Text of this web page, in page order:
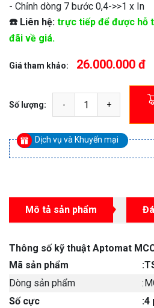
- Chỉnh dòng 7 bước 0,4->>1 x In
☎️ Liên hệ: trực tiếp để được hỗ
đãi về giá.
Giá tham khảo: 26.000.000 đ
Số lượng:
Dịch vụ và Khuyến mại
Mô tả sản phẩm
Thông số kỹ thuật Aptomat
Mã sản phẩm :
Dòng sản phẩm
:
Số cực
:4